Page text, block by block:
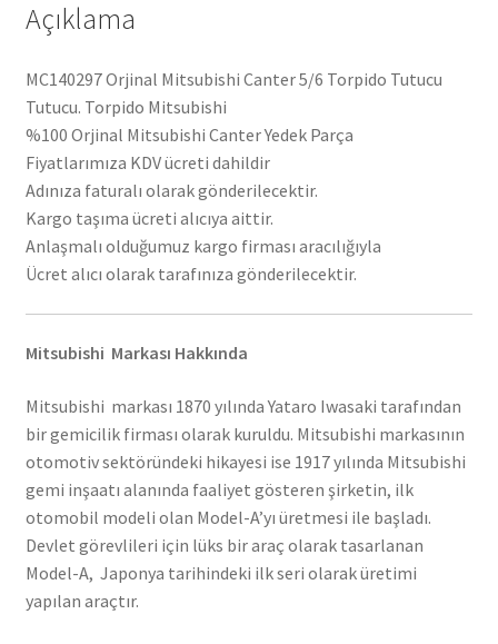
Açıklama
MC140297 Orjinal Mitsubishi Canter 5/6 Torpido Tutucu
Tutucu. Torpido Mitsubishi
%100 Orjinal Mitsubishi Canter Yedek Parça
Fiyatlarımıza KDV ücreti dahildir
Adınıza faturalı olarak gönderilecektir.
Kargo taşıma ücreti alıcıya aittir.
Anlaşmalı olduğumuz kargo firması aracılığıyla
Ücret alıcı olarak tarafınıza gönderilecektir.
Mitsubishi Markası Hakkında
Mitsubishi markası 1870 yılında Yataro Iwasaki tarafından
bir gemicilik firması olarak kuruldu. Mitsubishi markasının
otomotiv sektöründeki hikayesi ise 1917 yılında Mitsubishi
gemi inşaatı alanında faaliyet gösteren şirketin, ilk
otomobil modeli olan Model-A’yı üretmesi ile başladı.
Devlet görevlileri için lüks bir araç olarak tasarlanan
Model-A, Japonya tarihindeki ilk seri olarak üretimi
yapılan araçtır.